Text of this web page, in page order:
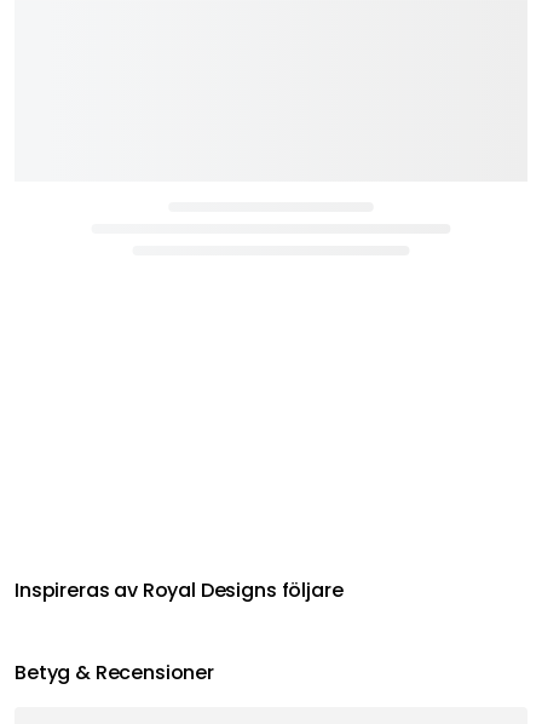
Inspireras av Royal Designs följare
Betyg & Recensioner